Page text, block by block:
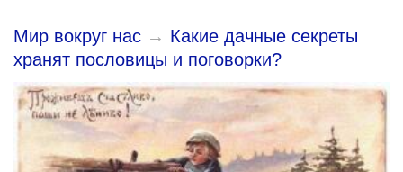
Мир вокруг нас → Какие дачные секреты
хранят пословицы и поговорки?